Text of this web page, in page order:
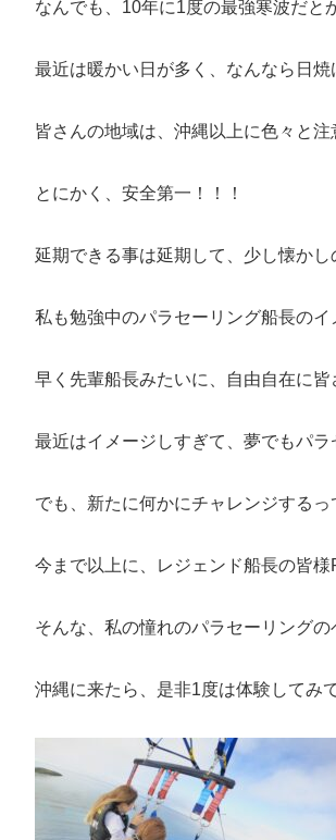
なんでも、10年に1度の最強寒波だと
最近は暖かい日が多く、なんなら日
皆さんの地域は、沖縄以上に色々と注
とにかく、安全第一！！！
延期できる事は延期して、少し懐か
私も勉強中のパラセーリング船長の
早く先輩船長みたいに、自由自在に
最近はイメージしすぎて、夢でもパ
でも、新たに何かにチャレンジする
今まで以上に、レジェンド船長の皆様
そんな、私の憧れのパラセーリング
沖縄に来たら、是非1度は体験してみ